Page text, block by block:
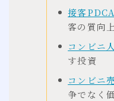
接客
客の質向
コンビニ
す投資
コンビニ
争でなく